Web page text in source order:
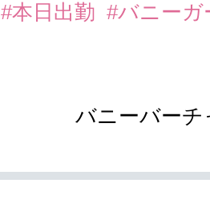
#本日出勤 #バニー
バニーバー